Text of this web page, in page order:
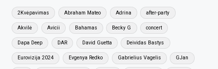
2Kvėpavimas Abraham Mateo Adrina after-party
Akvilė Avicii Bahamas Becky G concert
Dapa Deep DAR David Guetta Deividas Bastys
Eurovizija 2024 Evgenya Redko Gabrielius Vagelis GJan